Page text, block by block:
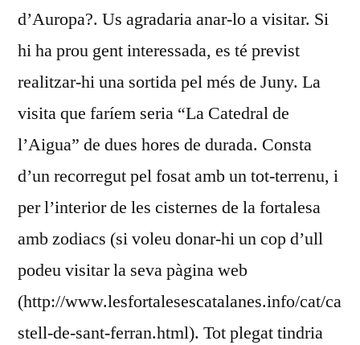
d’Auropa?. Us agradaria anar-lo a visitar. Si
hi ha prou gent interessada, es té previst
realitzar-hi una sortida pel més de Juny. La
visita que faríem seria “La Catedral de
l’Aigua” de dues hores de durada. Consta
d’un recorregut pel fosat amb un tot-terrenu, i
per l’interior de les cisternes de la fortalesa
amb zodiacs (si voleu donar-hi un cop d’ull
podeu visitar la seva pàgina web
(http://www.lesfortalesescatalanes.info/cat/ca
stell-de-sant-ferran.html). Tot plegat tindria